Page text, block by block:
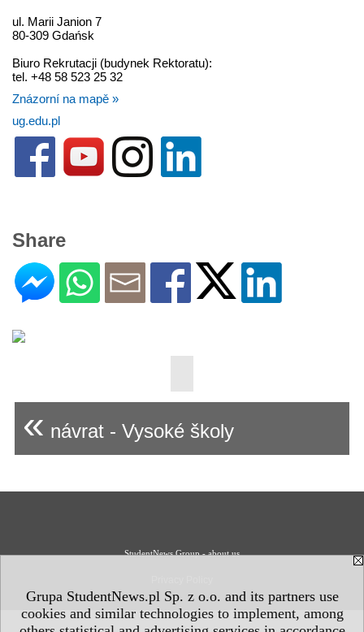
Grupa StudentNews.pl Sp. z o.o. and its partners use
cookies and similar technologies to implement, among
ul. Marii Janion 7
80-309 Gdańsk
Biuro Rekrutacji (budynek Rektoratu):
tel. +48 58 523 25 32
Znázorní na mapě »
ug.edu.pl
Share
« návrat - Vysoké školy
StudentNews Group - about us